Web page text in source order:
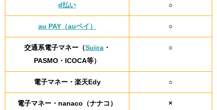
d払い ○
au PAY（auペイ） ○
交通系電子マネー（Suica・
PASMO・ICOCA等）
○
電子マネー・楽天Edy ○
電子マネー・nanaco（ナナコ） ×